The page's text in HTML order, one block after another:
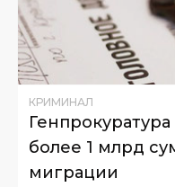
КРИМИНАЛ
более 1 млрд
миграции